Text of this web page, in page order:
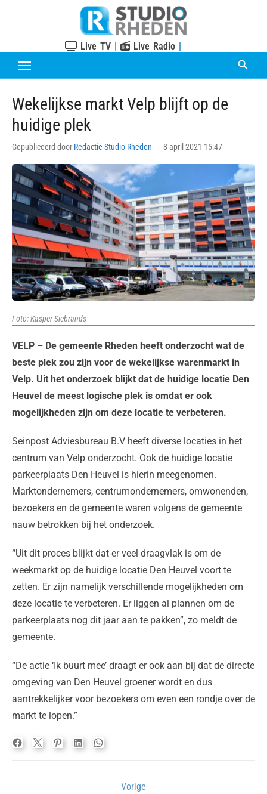
Live TV | Live Radio |
Wekelijkse markt Velp blijft op de
huidige plek
Gepubliceerd door Redactie Studio Rheden
Posted
8 april 2021 15:47
Foto: Kasper Siebrands
VELP – De gemeente Rheden heeft onderzocht wat de
beste plek zou zijn voor de wekelijkse warenmarkt in
Velp. Uit het onderzoek blijkt dat de huidige locatie Den
Heuvel de meest logische plek is omdat er ook
mogelijkheden zijn om deze locatie te verbeteren.
Seinpost Adviesbureau B.V heeft diverse locaties in het
centrum van Velp onderzocht. Ook de huidige locatie
parkeerplaats Den Heuvel is hierin meegenomen.
Marktondernemers, centrumondernemers, omwonenden,
bezoekers en de gemeente waren volgens de gemeente
nauw betrokken bij het onderzoek.
“Uit dit proces blijkt dat er veel draagvlak is om de
weekmarkt op de huidige locatie Den Heuvel voort te
zetten. Er zijn namelijk verschillende mogelijkheden om
deze locatie te verbeteren. Er liggen al plannen om de
parkeerplaats nog dit jaar aan te pakken”, zo meldt de
gemeente.
“De actie ‘Ik buurt mee’ draagt er ook aan bij dat de directe
omgeving van Den Heuvel groener wordt en dus
aantrekkelijker voor bezoekers om even een rondje over de
markt te lopen.”
Vorige